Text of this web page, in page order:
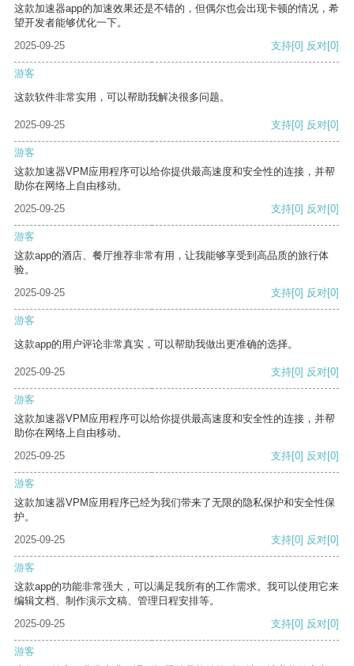
这款加速器app的加速效果还是不错的，但偶尔也会出现卡顿的情况，希
望开发者能够优化一下。
2025-09-25
支持[0] 反对[0]
游客
这款软件非常实用，可以帮助我解决很多问题。
2025-09-25 支持[0] 反对[0]
游客
这款加速器VPM应用程序可以给你提供最高速度和安全性的连接，并帮
助你在网络上自由移动。
2025-09-25
支持[0] 反对[0]
游客
这款app的酒店、餐厅推荐非常有用，让我能够享受到高品质的旅行体
验。
2025-09-25
支持[0] 反对[0]
游客
这款app的用户评论非常真实，可以帮助我做出更准确的选择。
2025-09-25 支持[0] 反对[0]
游客
这款加速器VPM应用程序可以给你提供最高速度和安全性的连接，并帮
助你在网络上自由移动。
2025-09-25
支持[0] 反对[0]
游客
这款加速器VPM应用程序已经为我们带来了无限的隐私保护和安全性保
护。
2025-09-25
支持[0] 反对[0]
游客
这款app的功能非常强大，可以满足我所有的工作需求。我可以使用它来
编辑文档、制作演示文稿、管理日程安排等。
2025-09-25
支持[0] 反对[0]
游客